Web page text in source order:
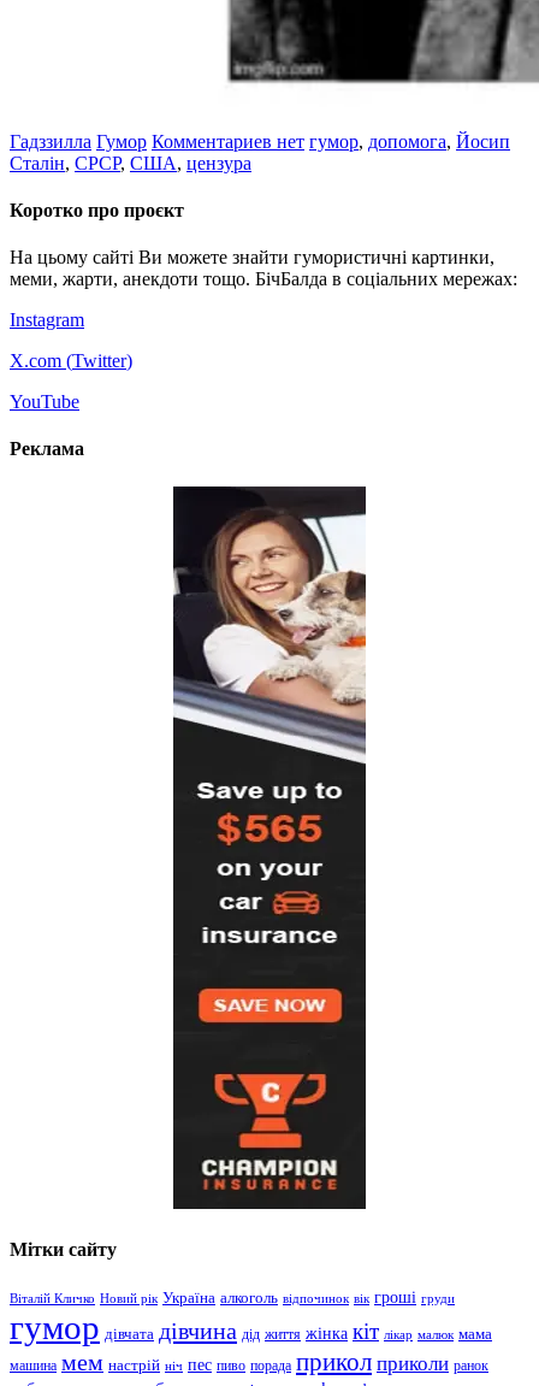
Гадззилла Гумор Комментариев нет гумор, допомога, Йосип
Сталін, СРСР, США, цензура
Коротко про проєкт
На цьому сайті Ви можете знайти гумористичні картинки,
меми, жарти, анекдоти тощо. БічБалда в соціальних мережах:
Instagram
X.com (Twitter)
YouTube
Реклама
Мітки сайту
Віталій Кличко Новий рік Україна алкоголь відпочинок вік гроші груди
гумор дівчата дівчина дід життя жінка кіт лікар малюк мама
машина мем настрій ніч пес пиво порада прикол приколи ранок